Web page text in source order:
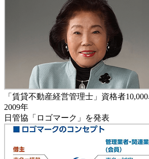
「賃貸不動産経営管理士」資格者
2009年
日管協「ロゴマーク」を発表